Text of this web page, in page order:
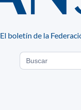
El boletín de la
Search
for: